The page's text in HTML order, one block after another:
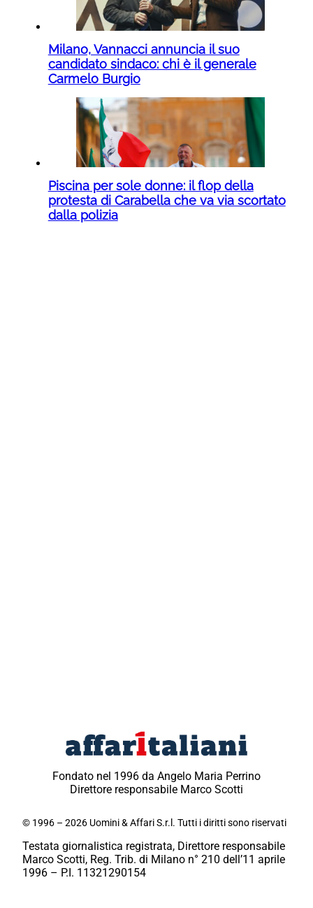
Milano, Vannacci annuncia il suo
candidato sindaco: chi è il generale
Carmelo Burgio
Piscina per sole donne: il flop della
protesta di Carabella che va via scortato
dalla polizia
Fondato nel 1996 da Angelo Maria Perrino
Direttore responsabile Marco Scotti
© 1996 – 2026 Uomini & Affari S.r.l. Tutti i diritti sono riservati
Testata giornalistica registrata, Direttore responsabile
Marco Scotti, Reg. Trib. di Milano n° 210 dell’11 aprile
1996 – P.I. 11321290154